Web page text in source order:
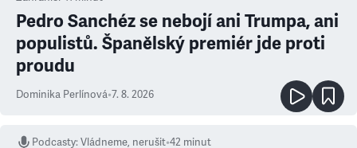
Pedro Sanchéz se nebojí ani Trumpa, ani
populistů. Španělský premiér jde proti
proudu
Dominika Perlínová•7. 8. 2026
Podcasty:Vládneme, nerušit•42 minut